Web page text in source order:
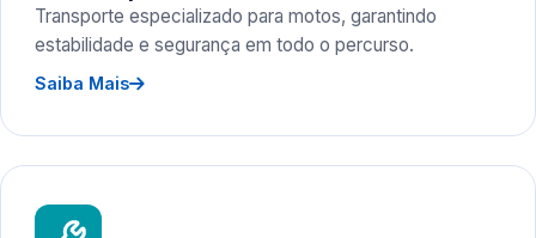
Transporte especializado para motos, garantindo
estabilidade e segurança em todo o percurso.
Saiba Mais